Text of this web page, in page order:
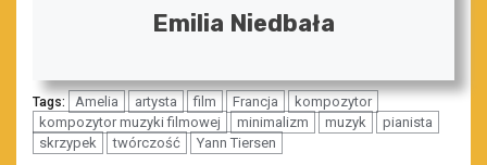
Emilia Niedbała
Tags: Amelia artysta film Francja
kompozytor
kompozytor muzyki filmowej
minimalizm muzyk
pianista
skrzypek
twórczość Yann Tiersen